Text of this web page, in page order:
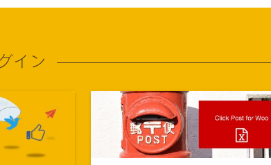
イン